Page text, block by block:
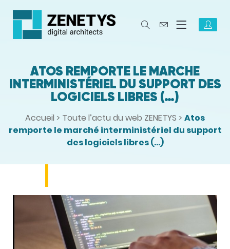
ATOS REMPORTE LE MARCHÉ
INTERMINISTÉRIEL DU SUPPORT DES
LOGICIELS LIBRES (…)
Accueil > Toute l’actu du web ZENETYS > Atos
remporte le marché interministériel du support
des logiciels libres (…)